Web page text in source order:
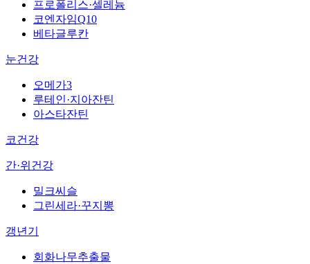
프로폴리스·셀레늄
코엔자임Q10
베타글루칸
눈건강
오메가3
루테인·지아잔틴
아스타잔틴
코건강
간·위건강
밀크씨슬
그린세라·꾸지뽕
갱년기
회화나무추출물